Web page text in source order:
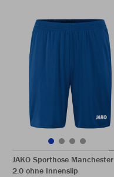
JAKO Sporthose Manchester
2.0 ohne Innenslip